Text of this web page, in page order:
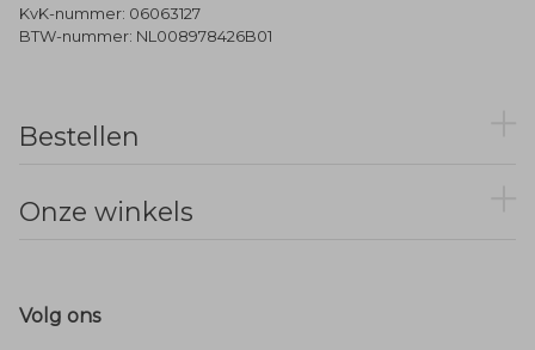
KvK-nummer: 06063127
BTW-nummer: NL008978426B01
Bestellen
Onze winkels
Volg ons